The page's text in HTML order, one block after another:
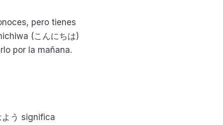
pero tienes
(こんにちは)
por la mañana.
う significa